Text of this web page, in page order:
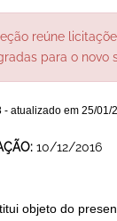
reúne
para o novo
- atualizado em 25/01/
10/12/2016
objeto do